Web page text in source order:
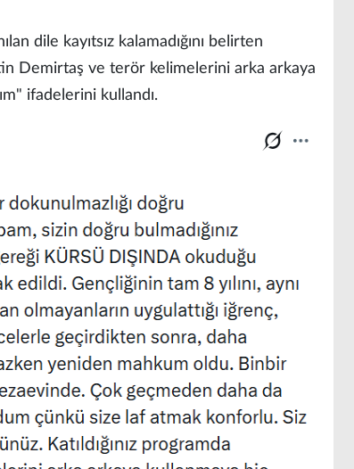
dile kayıtsız kalamadığını belirten
Demirtaş ve terör kelimelerini arka arkaya
ifadelerini kullandı.